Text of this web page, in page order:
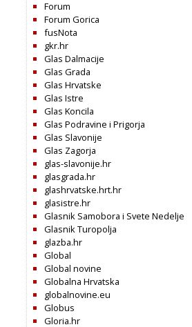
Forum
Forum Gorica
fusNota
gkr.hr
Glas Dalmacije
Glas Grada
Glas Hrvatske
Glas Istre
Glas Koncila
Glas Podravine i Prigorja
Glas Slavonije
Glas Zagorja
glas-slavonije.hr
glasgrada.hr
glashrvatske.hrt.hr
glasistre.hr
Glasnik Samobora i Svete Nedelje
Glasnik Turopolja
glazba.hr
Global
Global novine
Globalna Hrvatska
globalnovine.eu
Globus
Gloria.hr